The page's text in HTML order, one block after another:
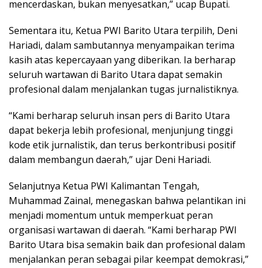
mencerdaskan, bukan menyesatkan,” ucap Bupati.
Sementara itu, Ketua PWI Barito Utara terpilih, Deni
Hariadi, dalam sambutannya menyampaikan terima
kasih atas kepercayaan yang diberikan. Ia berharap
seluruh wartawan di Barito Utara dapat semakin
profesional dalam menjalankan tugas jurnalistiknya.
“Kami berharap seluruh insan pers di Barito Utara
dapat bekerja lebih profesional, menjunjung tinggi
kode etik jurnalistik, dan terus berkontribusi positif
dalam membangun daerah,” ujar Deni Hariadi.
Selanjutnya Ketua PWI Kalimantan Tengah,
Muhammad Zainal, menegaskan bahwa pelantikan ini
menjadi momentum untuk memperkuat peran
organisasi wartawan di daerah. “Kami berharap PWI
Barito Utara bisa semakin baik dan profesional dalam
menjalankan peran sebagai pilar keempat demokrasi,”